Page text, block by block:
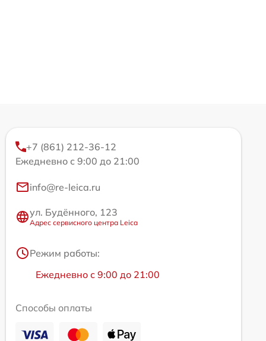
+7 (861) 212-36-12
Ежедневно с 9:00 до 21:00
info@re-leica.ru
ул. Будённого, 123
Адрес сервисного центра Leica
Режим работы:
Ежедневно с 9:00 до 21:00
Способы оплаты